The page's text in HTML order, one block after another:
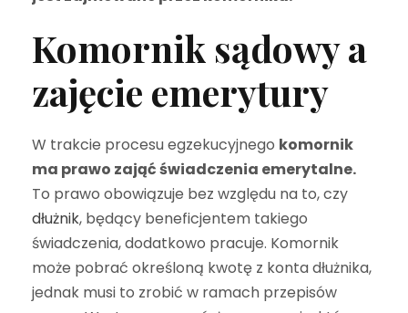
Komornik sądowy a
zajęcie emerytury
W trakcie procesu egzekucyjnego komornik
ma prawo zająć świadczenia emerytalne.
To prawo obowiązuje bez względu na to, czy
dłużnik, będący beneficjentem takiego
świadczenia, dodatkowo pracuje. Komornik
może pobrać określoną kwotę z konta dłużnika,
jednak musi to zrobić w ramach przepisów